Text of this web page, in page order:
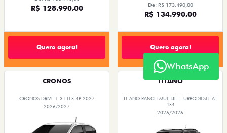
R$ 128.990,00
Quero agora!
De: R$ 173.490,00
R$ 134.990,00
Quero agora!
CRONOS
CRONOS DRIVE 1.3 FLEX 4P 2027
2026/2027
TITANO
TITANO RANCH MULTIJET TURBODIESEL AT
4X4
2026/2026
WhatsApp